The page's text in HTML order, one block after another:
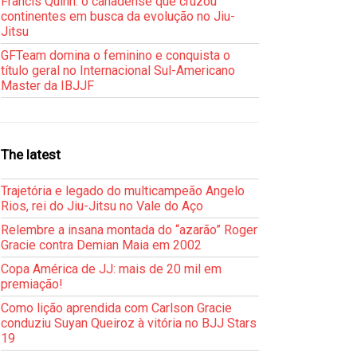
continentes em busca da evolução no Jiu-
Jitsu
GFTeam domina o feminino e conquista o
título geral no Internacional Sul-Americano
Master da IBJJF
The latest
Trajetória e legado do multicampeão Angelo
Rios, rei do Jiu-Jitsu no Vale do Aço
Relembre a insana montada do “azarão” Roger
Gracie contra Demian Maia em 2002
Copa América de JJ: mais de 20 mil em
premiação!
Como lição aprendida com Carlson Gracie
conduziu Suyan Queiroz à vitória no BJJ Stars
19